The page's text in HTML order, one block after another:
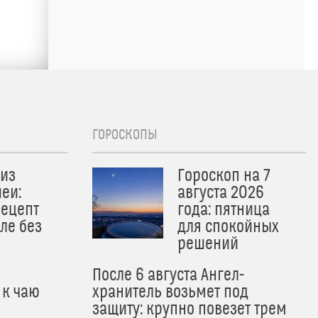
без
чаю
ГОРОСКОПЫ
Гороскоп на 7
августа 2026
года: пятница
для спокойных
решений
После 6 августа Ангел-
хранитель возьмет под
защиту: крупно повезет трем